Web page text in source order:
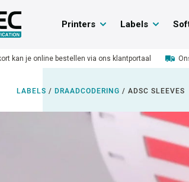
Printers Labels
kan je online bestellen via ons klantportaal
LABELS / DRAADCODERING / ADSC SLEEVES